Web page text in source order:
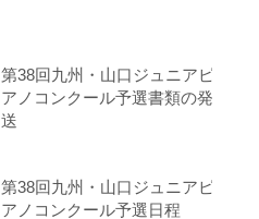
第38回九州・山口ジュニアピ
アノコンクール予選書類の発
送
第38回九州・山口ジュニアピ
アノコンクール予選日程